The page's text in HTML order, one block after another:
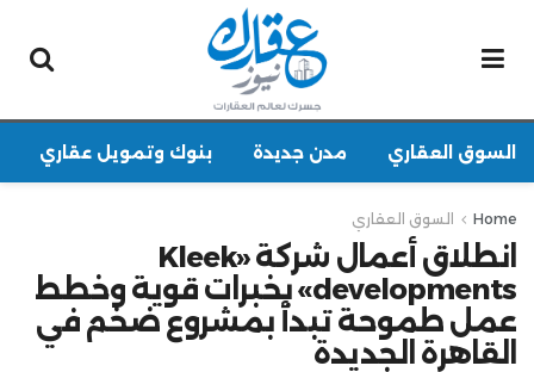
السوق العقاري مدن جديدة بنوك وتمويل عقاري
Home السوق العقاري
انطلاق أعمال شركة «Kleek
developments» بخبرات قوية وخطط
عمل طموحة تبدأ بمشروع ضخم في
القاهرة الجديدة